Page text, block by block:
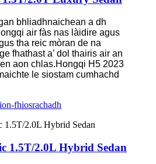
bhliadhnaichean a dh
air fàs nas làidire agus
tha reic mòran de na
fhathast a’ dol thairis air an
aon chlas.Hongqi H5 2023
le siostam cumhachd
fhiosrachadh
1.5T/2.0L Hybrid Sedan